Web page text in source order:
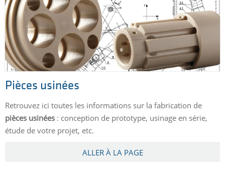
Pièces usinées
Retrouvez ici toutes les informations sur la fabrication de
pièces usinées : conception de prototype, usinage en série,
étude de votre projet, etc.
ALLER À LA PAGE